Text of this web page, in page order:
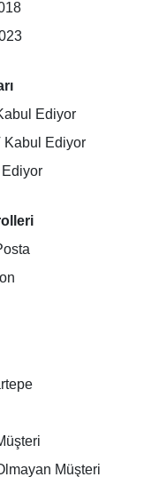
Ediyor
Kabul Ediyor
Müşteri